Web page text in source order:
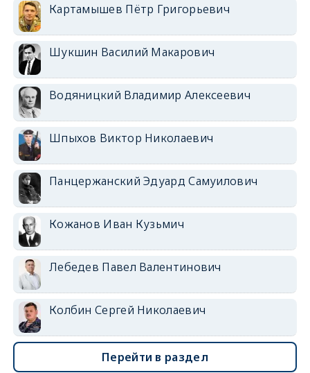
Картамышев Пётр Григорьевич
Шукшин Василий Макарович
Водяницкий Владимир Алексеевич
Шпыхов Виктор Николаевич
Панцержанский Эдуард Самуилович
Кожанов Иван Кузьмич
Лебедев Павел Валентинович
Колбин Сергей Николаевич
Перейти в раздел